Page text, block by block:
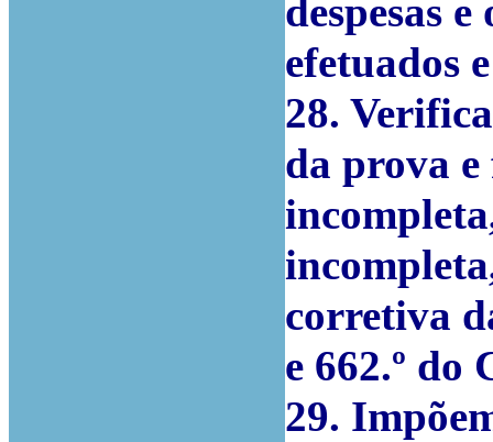
despesas
efetuados
28.
da prova
corretiva
e 662.º do
29.